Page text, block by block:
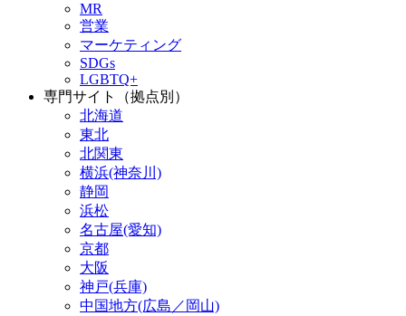
MR
営業
マーケティング
SDGs
LGBTQ+
専門サイト（拠点別）
北海道
東北
北関東
横浜(神奈川)
静岡
浜松
名古屋(愛知)
京都
大阪
神戸(兵庫)
中国地方(広島／岡山)